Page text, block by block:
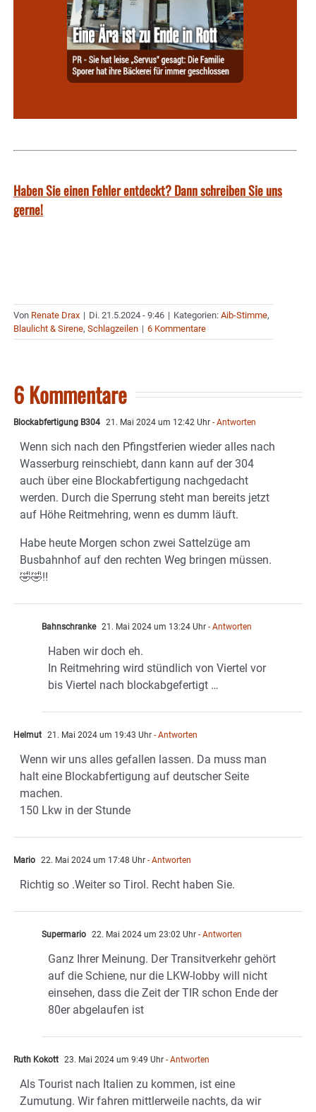
Haben Sie einen Fehler entdeckt? Dann schreiben Sie uns
gerne!
Von Renate Drax | Di. 21.5.2024 - 9:46 | Kategorien: Aib-Stimme,
Blaulicht & Sirene, Schlagzeilen | 6 Kommentare
6 Kommentare
Blockabfertigung B304 21. Mai 2024 um 12:42 Uhr - Antworten
Wenn sich nach den Pfingstferien wieder alles nach
Wasserburg reinschiebt, dann kann auf der 304
auch über eine Blockabfertigung nachgedacht
werden. Durch die Sperrung steht man bereits jetzt
auf Höhe Reitmehring, wenn es dumm läuft.
Habe heute Morgen schon zwei Sattelzüge am
Busbahnhof auf den rechten Weg bringen müssen.
🤣🤣‼️
Bahnschranke 21. Mai 2024 um 13:24 Uhr - Antworten
Haben wir doch eh.
In Reitmehring wird stündlich von Viertel vor
bis Viertel nach blockabgefertigt …
Helmut 21. Mai 2024 um 19:43 Uhr - Antworten
Wenn wir uns alles gefallen lassen. Da muss man
halt eine Blockabfertigung auf deutscher Seite
machen.
150 Lkw in der Stunde
Mario 22. Mai 2024 um 17:48 Uhr - Antworten
Richtig so .Weiter so Tirol. Recht haben Sie.
Supermario 22. Mai 2024 um 23:02 Uhr - Antworten
Ganz Ihrer Meinung. Der Transitverkehr gehört
auf die Schiene, nur die LKW-lobby will nicht
einsehen, dass die Zeit der TIR schon Ende der
80er abgelaufen ist
Ruth Kokott 23. Mai 2024 um 9:49 Uhr - Antworten
Als Tourist nach Italien zu kommen, ist eine
Zumutung. Wir fahren mittlerweile nachts, da wir